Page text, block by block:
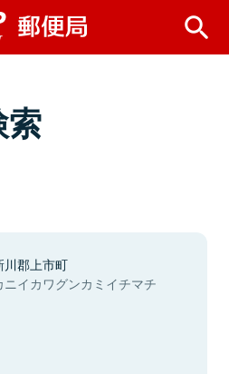
川郡上市町
ニイカワグンカミイチマチ